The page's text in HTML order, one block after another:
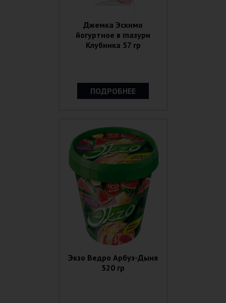
Джемка Эскимо
йогуртное в глазури
Клубника 57 гр
ПОДРОБНЕЕ
Экзо Ведро Арбуз-Дыня
520 гр